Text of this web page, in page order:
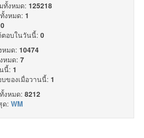
ทั้งหมด: 125218
งหมด: 1
0
ตอบในวันนี้: 0
หมด: 10474
หมด: 7
นี้: 1
ของเมื่อวานนี้: 1
งหมด: 8212
ด: WM